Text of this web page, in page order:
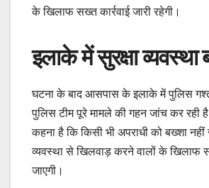
के खिलाफ सख्त कार्रवाई जारी रहेगी।
इलाके में सुरक्षा व्यवस्था
घटना के बाद आसपास के इलाके में पुलिस गश्त
पुलिस टीम पूरे मामले की गहन जांच कर रही
कहना है कि किसी भी अपराधी को बख्शा
व्यवस्था से खिलवाड़ करने वालों के खिलाफ
जाएगी।